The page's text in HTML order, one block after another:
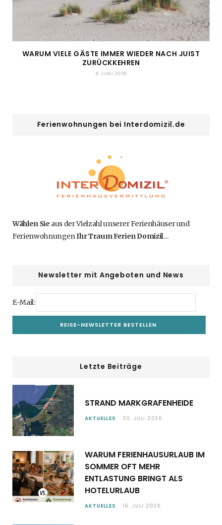
WARUM VIELE GÄSTE IMMER WIEDER NACH JUIST
ZURÜCKKEHREN
4. JUNI 2026
Ferienwohnungen bei Interdomizil.de
Wählen Sie aus der Vielzahl unserer Ferienhäuser und
FerienwohnungenIhr Traum Ferien Domizil…
Newsletter mit Angeboten und News
E-Mail:
Letzte Beiträge
STRAND MARKGRAFENHEIDE
AKTUELLES 30. JULI 2026
WARUM FERIENHAUSURLAUB IM
SOMMER OFT MEHR
ENTLASTUNG BRINGT ALS
HOTELURLAUB
AKTUELLES 16. JULI 2026